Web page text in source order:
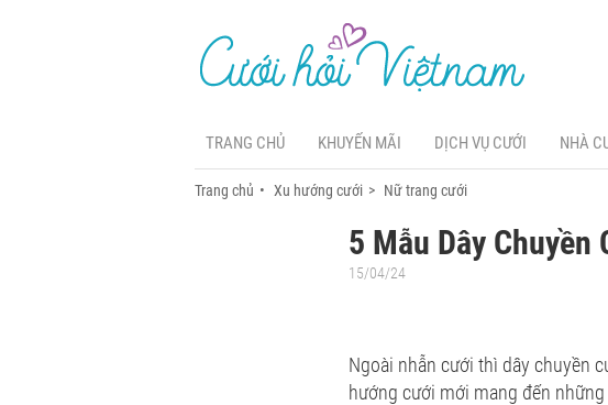
TRANG CHỦ KHUYẾN MÃI DỊCH VỤ CƯỚI NHÀ
Trang chủ Xu hướng cưới Nữ trang cưới
5 Mẫu Dây Chuyền
15/04/24
Ngoài nhẫn cưới thì dây chuyền
hướng cưới mới mang đến